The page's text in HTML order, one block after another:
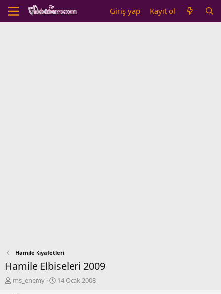
Giriş yap Kayıt ol
Hamile Kıyafetleri
Hamile Elbiseleri 2009
K
ms_enemy
B14 Ocak 2008